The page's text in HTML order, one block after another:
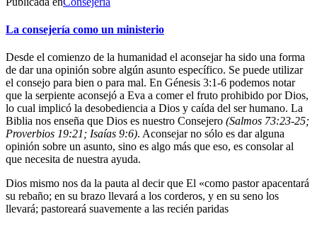
La consejería como un ministerio
Desde el comienzo de la humanidad el aconsejar ha sido una forma
de dar una opinión sobre algún asunto específico. Se puede utilizar
el consejo para bien o para mal. En Génesis 3:1-6 podemos notar
que la serpiente aconsejó a Eva a comer el fruto prohibido por Dios,
lo cual implicó la desobediencia a Dios y caída del ser humano. La
Biblia nos enseña que Dios es nuestro Consejero (Salmos 73:23-25;
Proverbios 19:21; Isaías 9:6). Aconsejar no sólo es dar alguna
opinión sobre un asunto, sino es algo más que eso, es consolar al
que necesita de nuestra ayuda.
Dios mismo nos da la pauta al decir que El «como pastor apacentará
su rebaño; en su brazo llevará a los corderos, y en su seno los
llevará; pastoreará suavemente a las recién paridas